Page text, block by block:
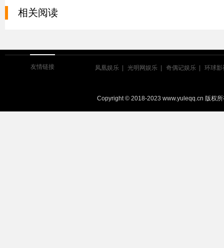
相关阅读
友情链接 凤凰娱乐 光明网娱乐 奇偶记娱乐 环球影
Copyright © 2018-2023 www.yuleqq.cn 版权所